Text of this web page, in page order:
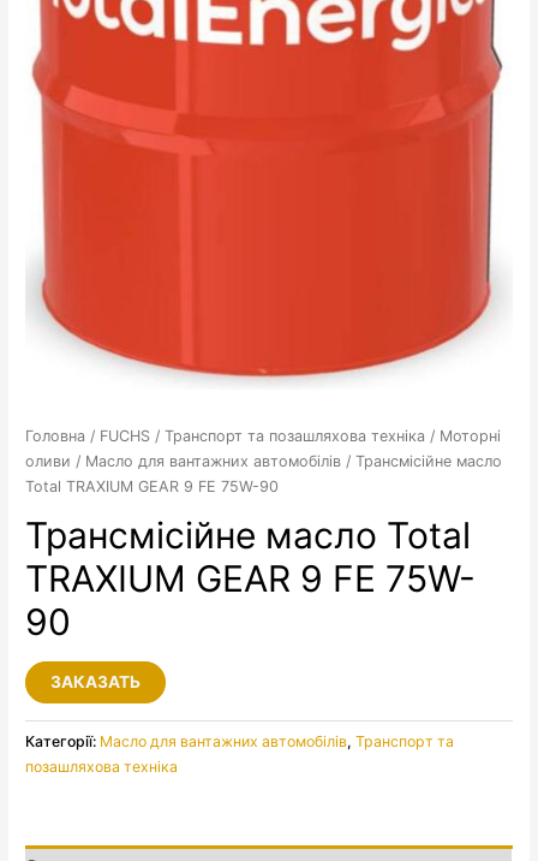
Головна / FUCHS /Транспорт та позашляхова техніка / Моторні
оливи / Масло для вантажних автомобілів / Трансмісійне масло
Total TRAXIUM GEAR 9 FE 75W-90
Трансмісійне масло Total
TRAXIUM GEAR 9 FE 75W-
90
ЗАКАЗАТЬ
Категорії: Масло для вантажних автомобілів,Транспорт та
позашляхова техніка